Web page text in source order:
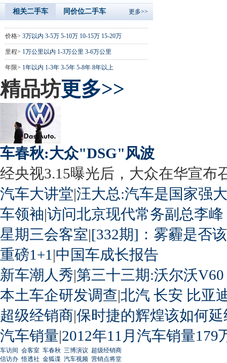
相关二手车 同价位二手车 更多>>
价格> 3万以内 3-5万 5-10万 10-15万 15-20万
里程> 1万公里以内 1-3万公里 3-6万公里
年限> 1年以内 1-3年 3-5年 5-8年 8年以上
精品坊更多>>
车春秋:大众"DSG"风波
经央视3.15曝光后，大众在华宣布
汽车大讲堂|汪大总:汽车是国家强
车领袖|访问北京现代常务副总李峰
星期三会客室|[332期]：雾霾是否
重磅1+1 |中国车成长报告
新车潮人秀|第三十三期:沃尔沃
本土车企研发调查|北汽 长安 比亚
超级经销商|保时捷的辉煌该如何延
汽车销量|2012年11月汽车销量179
车访间 会客室 车春秋 三博演议 超级经销商
信访办 悟透社 金狐谍 汽车视频 营销点将堂